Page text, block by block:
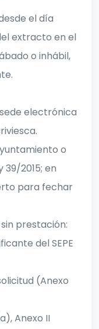
el día
extracto en el
o inhábil,
electrónica
o
39/2015; en
para fechar
prestación:
del SEPE
(Anexo
Anexo II